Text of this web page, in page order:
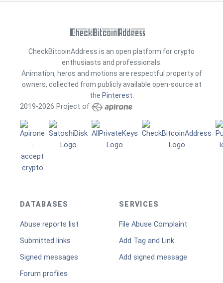
CheckBitcoinAddress is an open platform for crypto
enthusiasts and professionals.
Animation, heros and motions are respectful property of
owners, collected from publicly available open-source at
the Pinterest
2019-2026 Project of
DATABASES
Abuse reports list
Submitted links
Signed messages
Forum profiles
SERVICES
File Abuse Complaint
Add Tag and Link
Add signed message